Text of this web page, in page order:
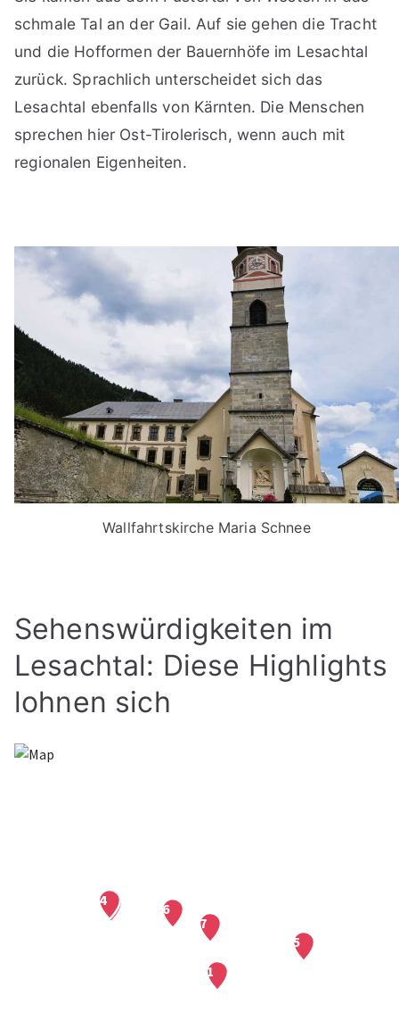
schmale Tal an der Gail. Auf sie gehen die Tracht
und die Hofformen der Bauernhöfe im Lesachtal
zurück. Sprachlich unterscheidet sich das
Lesachtal ebenfalls von Kärnten. Die Menschen
sprechen hier Ost-Tirolerisch, wenn auch mit
regionalen Eigenheiten.
Wallfahrtskirche Maria Schnee
Sehenswürdigkeiten im
Lesachtal: Diese Highlights
lohnen sich